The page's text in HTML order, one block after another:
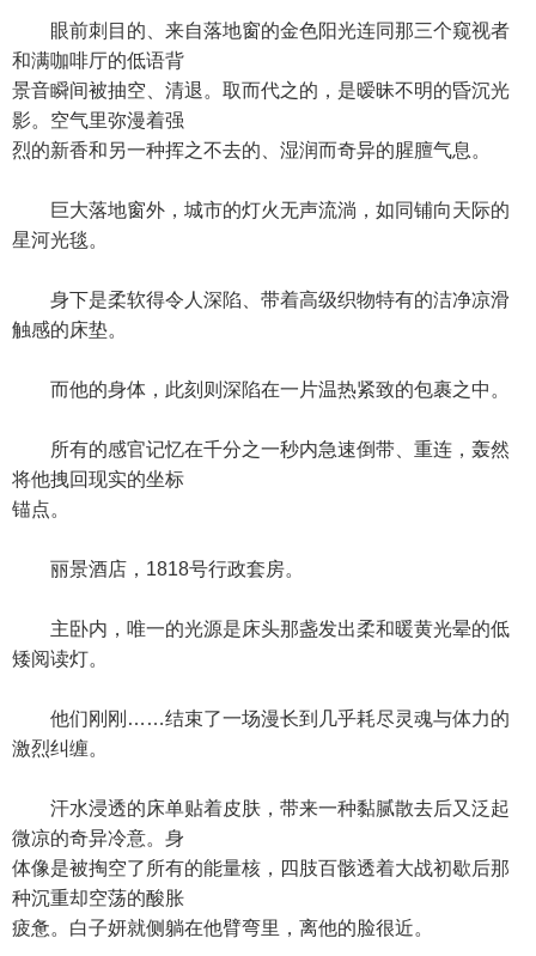
眼前刺目的、来自落地窗的金色阳光连同那三个窥视者
和满咖啡厅的低语背
景音瞬间被抽空、清退。取而代之的，是暧昧不明的昏沉光
影。空气里弥漫着强
烈的新香和另一种挥之不去的、湿润而奇异的腥膻气息。
巨大落地窗外，城市的灯火无声流淌，如同铺向天际的
星河光毯。
身下是柔软得令人深陷、带着高级织物特有的洁净凉滑
触感的床垫。
而他的身体，此刻则深陷在一片温热紧致的包裹之中。
所有的感官记忆在千分之一秒内急速倒带、重连，轰然
将他拽回现实的坐标
锚点。
丽景酒店，1818号行政套房。
主卧内，唯一的光源是床头那盏发出柔和暖黄光晕的低
矮阅读灯。
他们刚刚……结束了一场漫长到几乎耗尽灵魂与体力的
激烈纠缠。
汗水浸透的床单贴着皮肤，带来一种黏腻散去后又泛起
微凉的奇异冷意。身
体像是被掏空了所有的能量核，四肢百骸透着大战初歇后那
种沉重却空荡的酸胀
疲惫。白子妍就侧躺在他臂弯里，离他的脸很近。